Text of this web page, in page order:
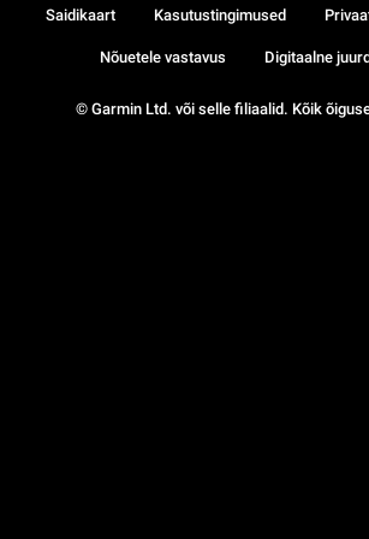
© Garmin Ltd. või selle filiaalid. Kõik
Saidikaart Kasutustingimused
Nõuetele vastavus Digitaalne